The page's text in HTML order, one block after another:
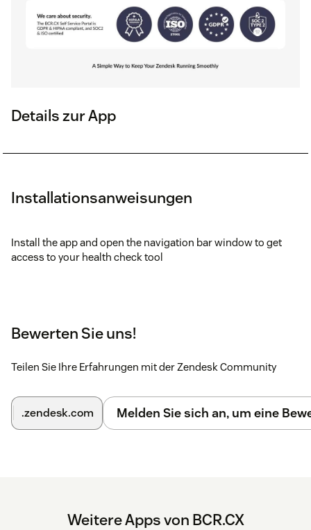
Details zur App
Installationsanweisungen
Install the app and open the navigation bar window to get
access to your health check tool
Bewerten Sie uns!
Teilen Sie Ihre Erfahrungen mit der Zendesk Community
.zendesk.com Melden Sie sich an, um eine
Weitere Apps von BCR.CX